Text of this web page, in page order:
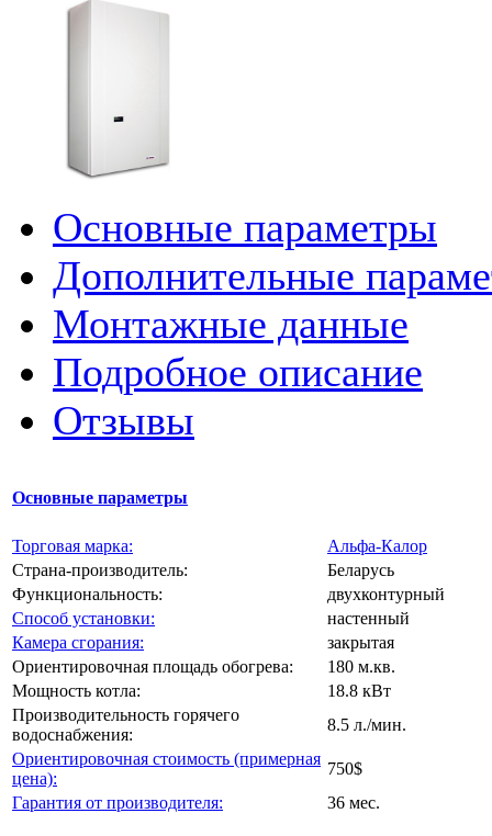
Основные параметры
Дополнительные
Монтажные данные
Подробное описание
Отзывы
Основные параметры
Торговая марка:
Альфа-Калор
Страна-производитель:
Беларусь
Функциональность:
двухконтурный
Способ установки:
настенный
Камера сгорания:
закрытая
Ориентировочная площадь обогрева:
180 м.кв.
Мощность котла:
18.8 кВт
Производительность горячего
водоснабжения:
8.5 л./мин.
Ориентировочная стоимость (примерная
цена):
750$
Гарантия от производителя:
36 мес.